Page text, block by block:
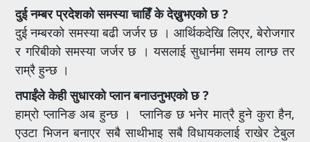
दुई नम्बर प्रदेशको समस्या चाहिँ के देख्नुभएको छ ?
दुई नम्बरको समस्या बढी जर्जर छ । आर्थिकदेखि लिएर, बेरोजगार
र गरिबीको समस्या जर्जर छ । यसलाई सुधार्नमा समय लाग्छ तर
राम्रै हुन्छ ।
तपाईंले केही सुधारको प्लान बनाउनुभएको छ ?
हाम्रो प्लानिङ अब हुन्छ । प्लानिङ छ भनेर मात्रै हुने कुरा हैन,
एउटा भिजन बनाएर सबै साथीभाइ सबै विधायकलाई राखेर टेबुल